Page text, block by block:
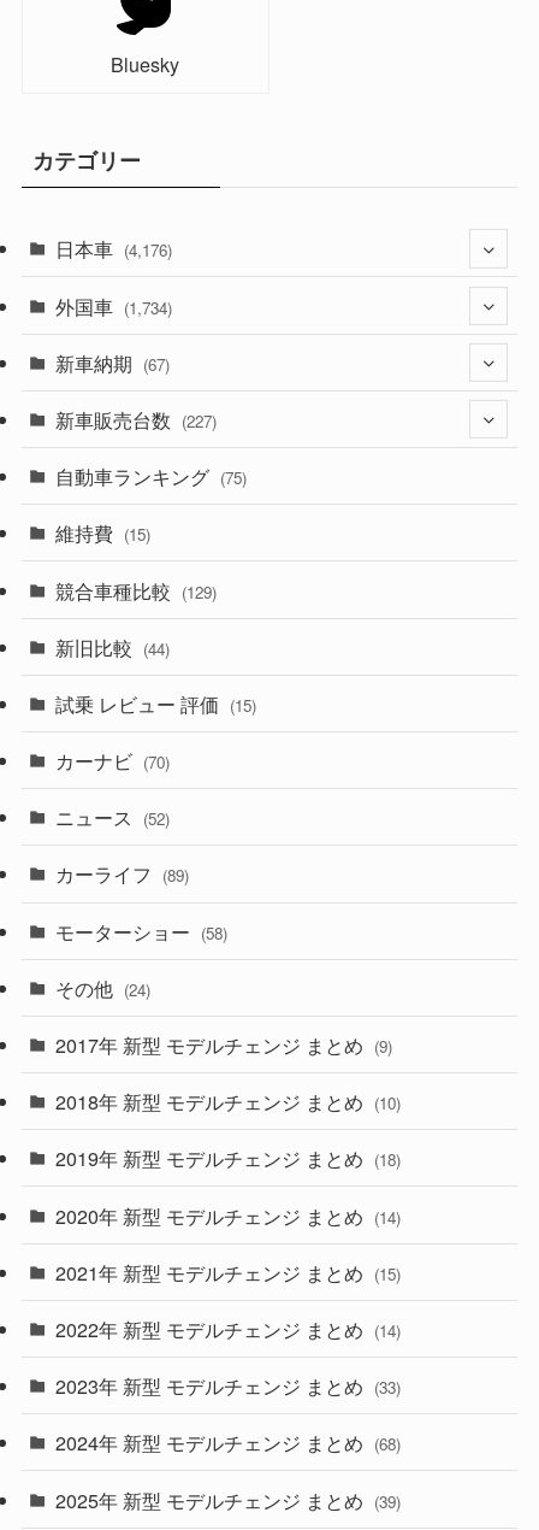
Bluesky
カテゴリー
日本車 (4,176)
(1,322)
(330)
(526)
(357)
(328)
(194)
(230)
(253)
外国車 (1,734)
(242)
(85)
(84)
(14)
(222)
(50)
(43)
(6)
(9)
(4)
(30)
(27)
(58)
(28)
(27)
(26)
(33)
(10)
(35)
(10)
(9)
(22)
(4)
(9)
新車納期 (67)
(28)
(8)
(3)
(3)
(5)
(1)
新車販売台数 (227)
(21)
(5)
(7)
(5)
自動車ランキング (75)
維持費 (15)
競合車種比較 (129)
新旧比較 (44)
試乗 レビュー 評価 (15)
カーナビ (70)
ニュース (52)
カーライフ (89)
モーターショー (58)
その他 (24)
2017年 新型 モデルチェンジ まとめ (9)
2018年 新型 モデルチェンジ まとめ (10)
2019年 新型 モデルチェンジ まとめ (18)
2020年 新型 モデルチェンジ まとめ (14)
2021年 新型 モデルチェンジ まとめ (15)
2022年 新型 モデルチェンジ まとめ (14)
2023年 新型 モデルチェンジ まとめ (33)
2024年 新型 モデルチェンジ まとめ (68)
2025年 新型 モデルチェンジ まとめ (39)